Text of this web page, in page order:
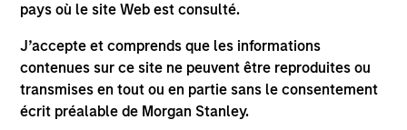
pays où le site Web est consulté.
J’accepte et comprends que les informations
contenues sur ce site ne peuvent être reproduites ou
transmises en tout ou en partie sans le consentement
écrit préalable de Morgan Stanley.
1
Culture
The team’s culture is shaped by four core values that are